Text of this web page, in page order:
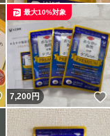
いいね！
7,200円
最大10%対象